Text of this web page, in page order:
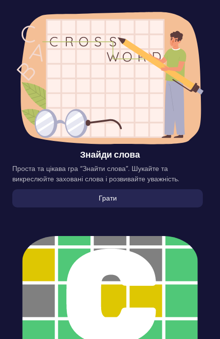
Знайди слова
Проста та цікава гра “Знайти слова”. Шукайте та
викреслюйте заховані слова і розвивайте уважність.
Грати